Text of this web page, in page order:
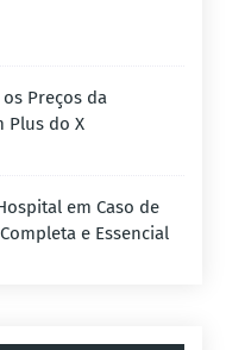
Preços da
Plus do X
em Caso de
e Essencial